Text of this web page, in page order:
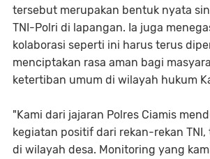
tersebut merupakan bentuk nyata
TNI-Polri di lapangan. Ia juga
kolaborasi seperti ini harus terus
menciptakan rasa aman bagi
ketertiban umum di wilayah hukum
"Kami dari jajaran Polres Ciamis
kegiatan positif dari rekan-rekan
di wilayah desa. Monitoring yang